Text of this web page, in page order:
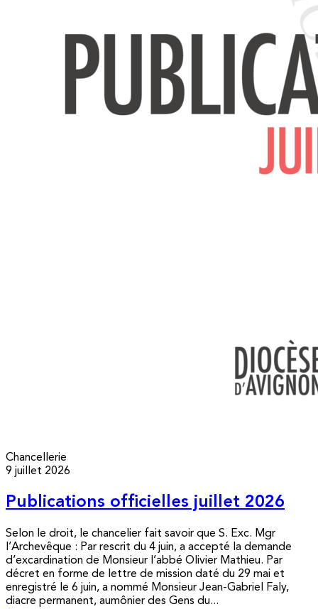
Chancellerie
9 juillet 2026
Publications officielles juillet 2026
Selon le droit, le chancelier fait savoir que S. Exc. Mgr
l’Archevêque : Par rescrit du 4 juin, a accepté la demande
d’excardination de Monsieur l’abbé Olivier Mathieu. Par
décret en forme de lettre de mission daté du 29 mai et
enregistré le 6 juin, a nommé Monsieur Jean-Gabriel Faly,
diacre permanent, aumônier des Gens du...